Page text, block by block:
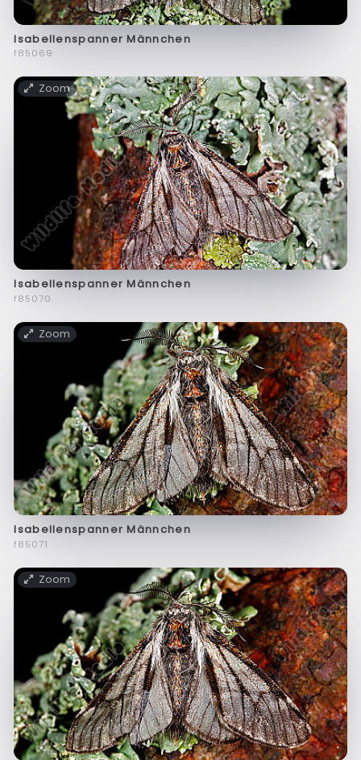
Isabellenspanner Männchen
f85069
Zoom
Isabellenspanner Männchen
f85070
Zoom
Isabellenspanner Männchen
f85071
Zoom